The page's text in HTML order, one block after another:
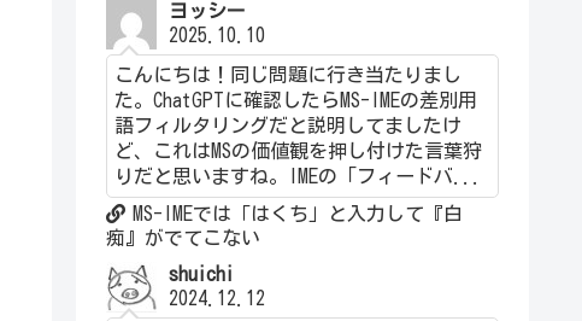
ヨッシー
2025.10.10
こんにちは！同じ問題に行き当たりまし
た。ChatGPTに確認したらMS-IMEの差別用
語フィルタリングだと説明してましたけ
ど、これはMSの価値観を押し付けた言葉狩
りだと思いますね。IMEの「フィードバ...
MS-IMEでは「はくち」と入力して『白
痴』がでてこない
shuichi
2024.12.12